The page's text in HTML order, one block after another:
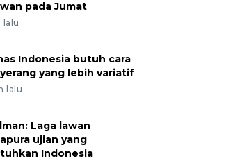
pada Jumat
lalu
Indonesia butuh cara
yang lebih variatif
lalu
Laga lawan
ujian yang
Indonesia